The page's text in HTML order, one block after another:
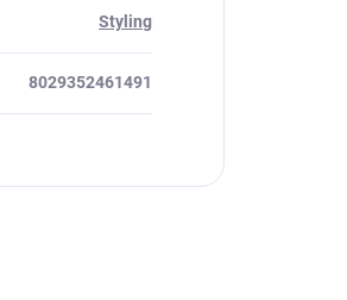
Styling
8029352461491